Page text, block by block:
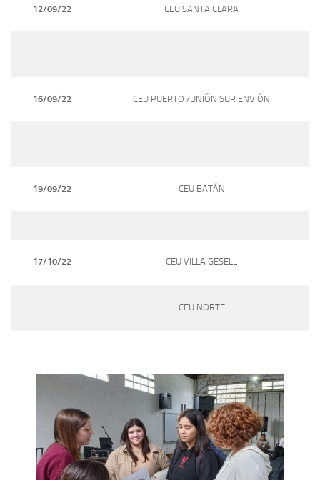
12/09/22 CEU SANTA CLARA
16/09/22 CEU PUERTO /UNIÓN SUR ENVIÓN
19/09/22 CEU BATÁN
17/10/22 CEU VILLA GESELL
CEU NORTE